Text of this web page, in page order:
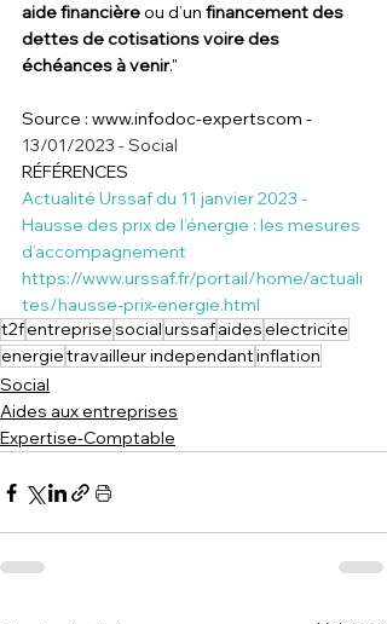
aide financière ou d’un financement des
dettes de cotisations voire des
échéances à venir."
Source : www.infodoc-expertscom -
13/01/2023 - Social
RÉFÉRENCES
Actualité Urssaf du 11 janvier 2023 -
Hausse des prix de l’énergie : les mesures
d’accompagnement
https://www.urssaf.fr/portail/home/actuali
tes/hausse-prix-energie.html
t2fentreprisesocialurssafaideselectricite
energietravailleur independantinflation
Social
Aides aux entreprises
Expertise-Comptable